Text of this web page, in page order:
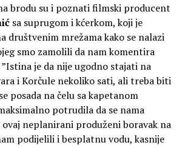
brodu su i poznati filmski producent
sa suprugom i kćerkom, koji je
društvenim mrežama kako se nalazi
smo zamolili da nam komentira
je da nije ugodno stajati na
i Korčule nekoliko sati, ali treba biti
posada na čelu sa kapetanom
potrudila da se nama
neplanirani produženi boravak na
podijelili i besplatnu vodu, kasnije